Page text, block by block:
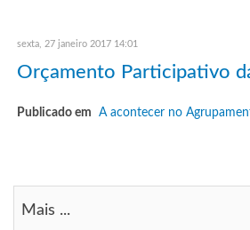
sexta, 27 janeiro 2017 14:01
Orçamento Participativo
Publicado em A acontecer no
Mais ...